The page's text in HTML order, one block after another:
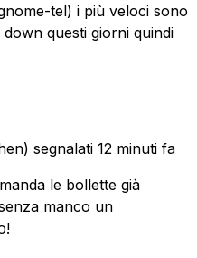
tel) i più veloci sono
questi giorni quindi
segnalati 12 minuti fa
le bollette già
manco un